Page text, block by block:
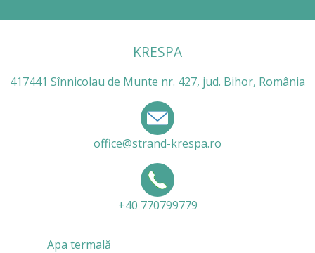
KRESPA
417441 Sînnicolau de Munte nr. 427, jud. Bihor, România
office@strand-krespa.ro
+40 770799779
Apa termală